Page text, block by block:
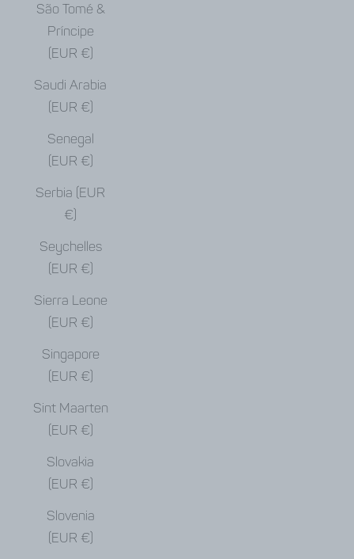
São Tomé &
Príncipe
(EUR €)
Saudi Arabia
(EUR €)
Senegal
(EUR €)
Serbia (EUR
€)
Seychelles
(EUR €)
Sierra Leone
(EUR €)
Singapore
(EUR €)
Sint Maarten
(EUR €)
Slovakia
(EUR €)
Slovenia
(EUR €)